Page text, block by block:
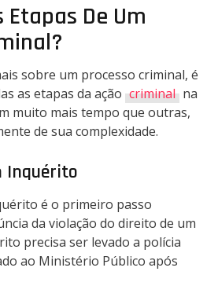
Etapas De Um
sobre um processo criminal, é
as etapas da ação criminal na
muito mais tempo que outras,
de sua complexidade.
Inquérito
é o primeiro passo
da violação do direito de um
precisa ser levado a polícia
ao Ministério Público após